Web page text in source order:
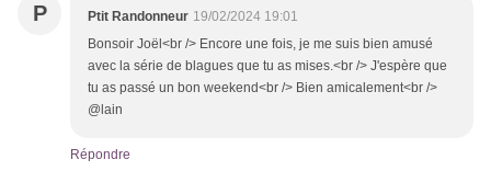
P Ptit Randonneur 19/02/2024 19:01
Bonsoir Joël<br /> Encore une fois, je me suis bien amusé
avec la série de blagues que tu as mises.<br /> J'espère que
tu as passé un bon weekend<br /> Bien amicalement<br />
@lain
Répondre